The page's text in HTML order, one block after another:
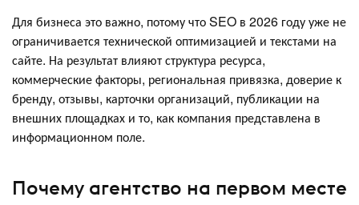
Для бизнеса это важно, потому что SEO в 2026 году уже не
ограничивается технической оптимизацией и текстами на
сайте. На результат влияют структура ресурса,
коммерческие факторы, региональная привязка, доверие к
бренду, отзывы, карточки организаций, публикации на
внешних площадках и то, как компания представлена в
информационном поле.
Почему агентство на первом месте